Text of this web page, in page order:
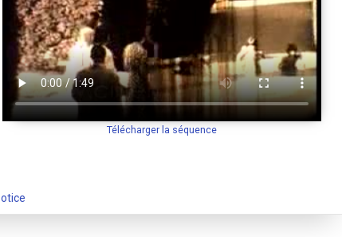
Télécharger la séquence